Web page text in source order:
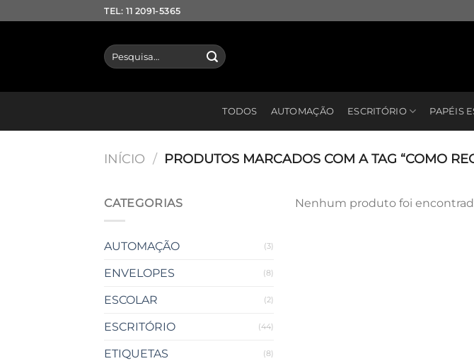
to
TEL: 11 2091-5365
Pesquisar
por:
TODOS AUTOMAÇÃO ESCRITÓRIO PAPÉIS
INÍCIO / PRODUTOS MARCADOS COM A TAG “COMO
CATEGORIAS
AUTOMAÇÃO (3)
ENVELOPES (8)
ESCOLAR (2)
ESCRITÓRIO (44)
ETIQUETAS (8)
Nenhum produto foi